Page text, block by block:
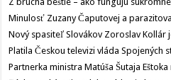
Minulosť Zuzany Čaputovej a
Nový spasiteľ Slovákov Zoroslav Kollár
Platila Českou televizi vláda Spojených
Partnerka ministra Matúša Šutaja